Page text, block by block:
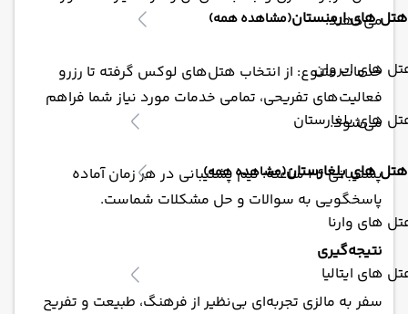
هتل های ارمنستان(مشاهده همه)
های ایروان
های بلغارستان
هتل های بلغارستان(مشاهده همه)
های وارنا
های ایتالیا
می‌دهند.
خدمات متنوع: از انتخاب هتل‌های لوکس گرفته تا رزرو
فعالیت‌های تفریحی، تمامی خدمات مورد نیاز شما فراهم
می‌شود.
پشتیبانی 24 ساعته: تیم پشتیبانی در هر زمان آماده
پاسخگویی به سوالات و حل مشکلات شماست.
نتیجه‌گیری
سفر به مالزی تجربه‌ای بی‌نظیر از فرهنگ، طبیعت و تفریح